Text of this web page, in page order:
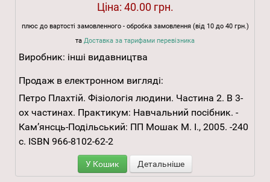
Ціна: 40.00 грн.
плюс до вартості замовленного - обробка замовлення (від 10 до 40 грн.)
та Доставка за тарифами перевізника
Виробник: інші видавництва
Продаж в електронном вигляді:
Петро Плахтій. Фізіологія людини. Частина 2. В 3-
ох частинах. Практикум: Навчальний посібник. -
Кам’янсць-Подільський: ПП Мошак М. І., 2005. -240
с. ISBN 966-8102-62-2
У Кошик Детальніше